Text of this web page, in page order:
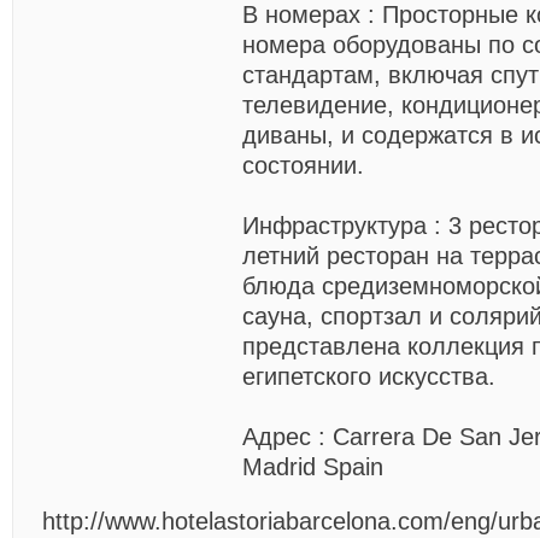
В номерах : Просторные
номера оборудованы по
стандартам, включая
телевидение,
диваны, и содержатся в
состоянии.
Инфраструктура : 3
летний ресторан на
блюда
сауна, спортзал и
представлена коллекция
египетского искусства.
Адрес : Carrera De San
Madrid Spain
http://www.hotelastoriabarcelona.com/eng/